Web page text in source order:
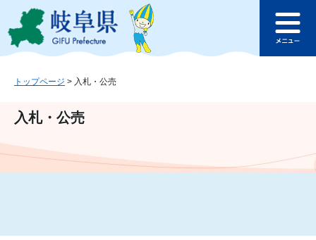
ジ
ュ
文
このページの本文へ
ュ
トップページ > 入札・公売
入札・公売